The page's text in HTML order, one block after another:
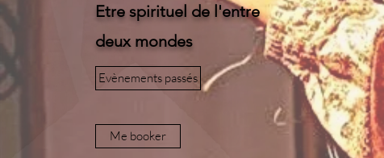
Etre spirituel de l'entre
deux mondes
Evènements passés
Me booker